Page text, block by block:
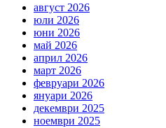
август 2026
юли 2026
юни 2026
май 2026
април 2026
март 2026
февруари 2026
януари 2026
декември 2025
ноември 2025